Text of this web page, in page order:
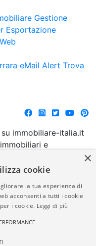
Gestione
Esportazione
eMail Alert Trova
immobiliare-italia.it
e
da parte di
immobiliare-italia.it
della
normativa in
aspetto dei
×
cookie
la tua esperienza di
acconsenti a tutti i cookie
i cookie. Leggi di più